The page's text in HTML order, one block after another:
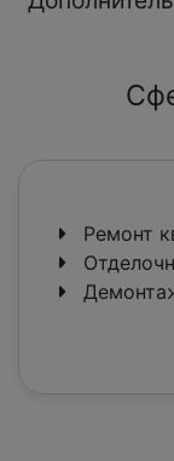
Ремонт